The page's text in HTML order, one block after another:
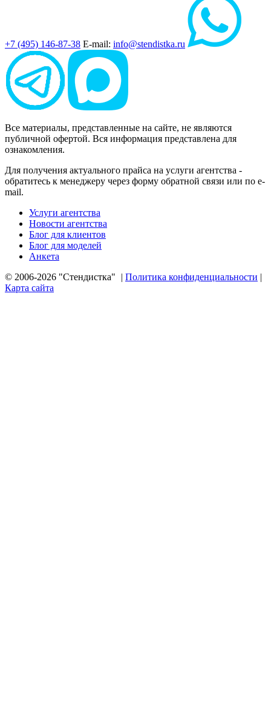
+7 (495) 146-87-38 E-mail: info@stendistka.ru
Все материалы, представленные на сайте, не являются
публичной офертой. Вся информация представлена для
ознакомления.
Для получения актуального прайса на услуги агентства -
обратитесь к менеджеру через форму обратной связи или по e-
mail.
Услуги агентства
Новости агентства
Блог для клиентов
Блог для моделей
Анкета
© 2006-2026 "Стендистка"
| Политика конфиденциальности |
Карта сайта